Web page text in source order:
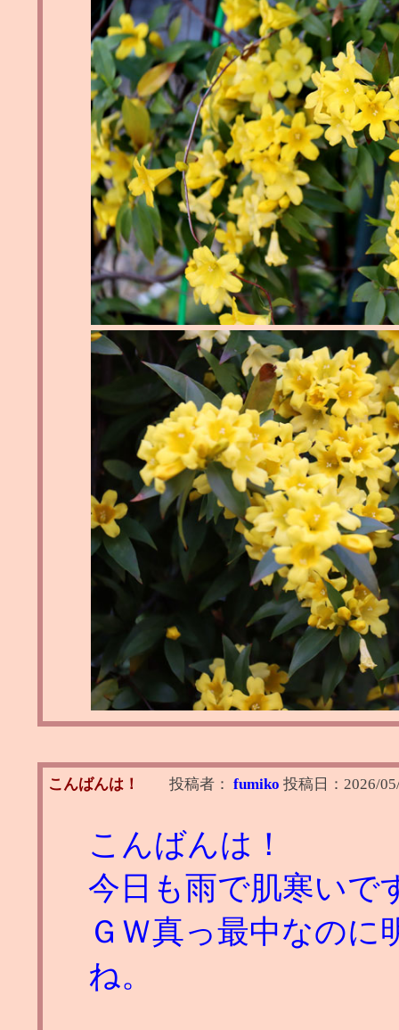
こんばんは！ 投稿者： fumiko 投稿日： 2026/
こんばんは！
今日も雨で肌寒いで
ＧＷ真っ最中なのに
ね。